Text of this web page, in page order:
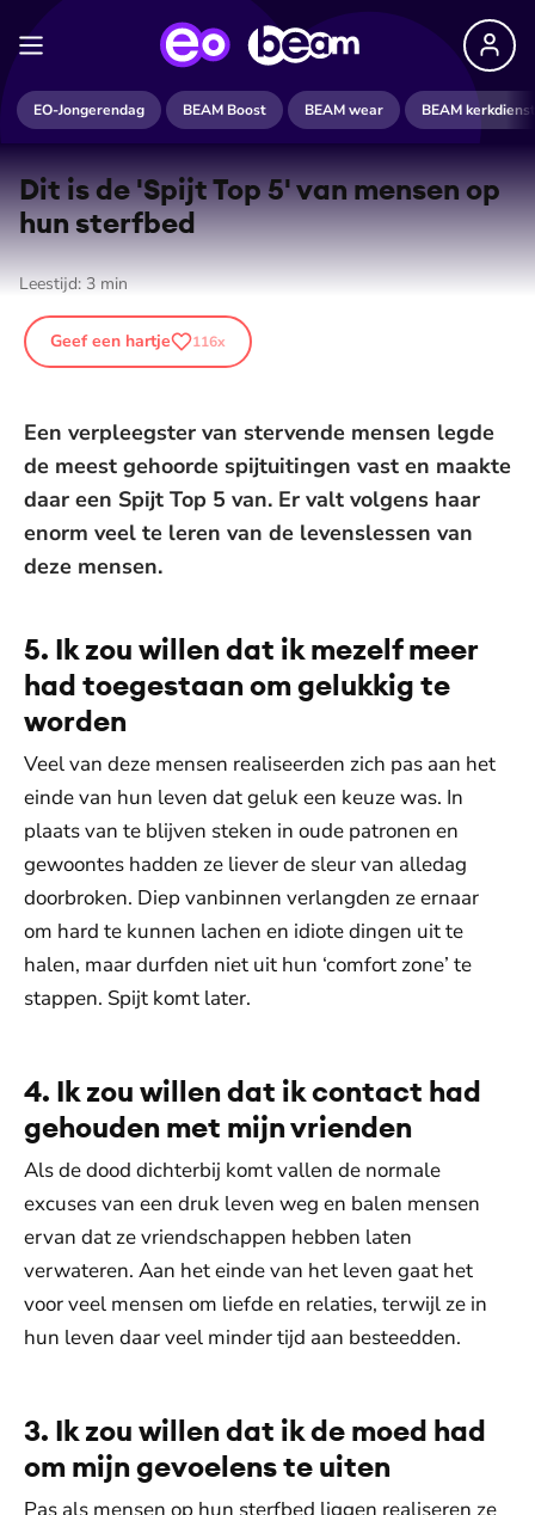
EO-Jongerendag BEAM Boost BEAM wear BEAM kerkdienst
Dit is de 'Spijt Top 5' van mensen op
hun sterfbed
Leestijd:3min
Geef een hartje 116x
Een verpleegster van stervende mensen legde
de meest gehoorde spijtuitingen vast en maakte
daar een Spijt Top 5 van. Er valt volgens haar
enorm veel te leren van de levenslessen van
deze mensen.
5. Ik zou willen dat ik mezelf meer
had toegestaan om gelukkig te
worden
Veel van deze mensen realiseerden zich pas aan het
einde van hun leven dat geluk een keuze was. In
plaats van te blijven steken in oude patronen en
gewoontes hadden ze liever de sleur van alledag
doorbroken. Diep vanbinnen verlangden ze ernaar
om hard te kunnen lachen en idiote dingen uit te
halen, maar durfden niet uit hun ‘comfort zone’ te
stappen. Spijt komt later.
4. Ik zou willen dat ik contact had
gehouden met mijn vrienden
Als de dood dichterbij komt vallen de normale
excuses van een druk leven weg en balen mensen
ervan dat ze vriendschappen hebben laten
verwateren. Aan het einde van het leven gaat het
voor veel mensen om liefde en relaties, terwijl ze in
hun leven daar veel minder tijd aan besteedden.
3. Ik zou willen dat ik de moed had
om mijn gevoelens te uiten